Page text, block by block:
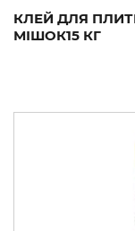
КЛЕЙ ДЛЯ
МІШОК15 КГ